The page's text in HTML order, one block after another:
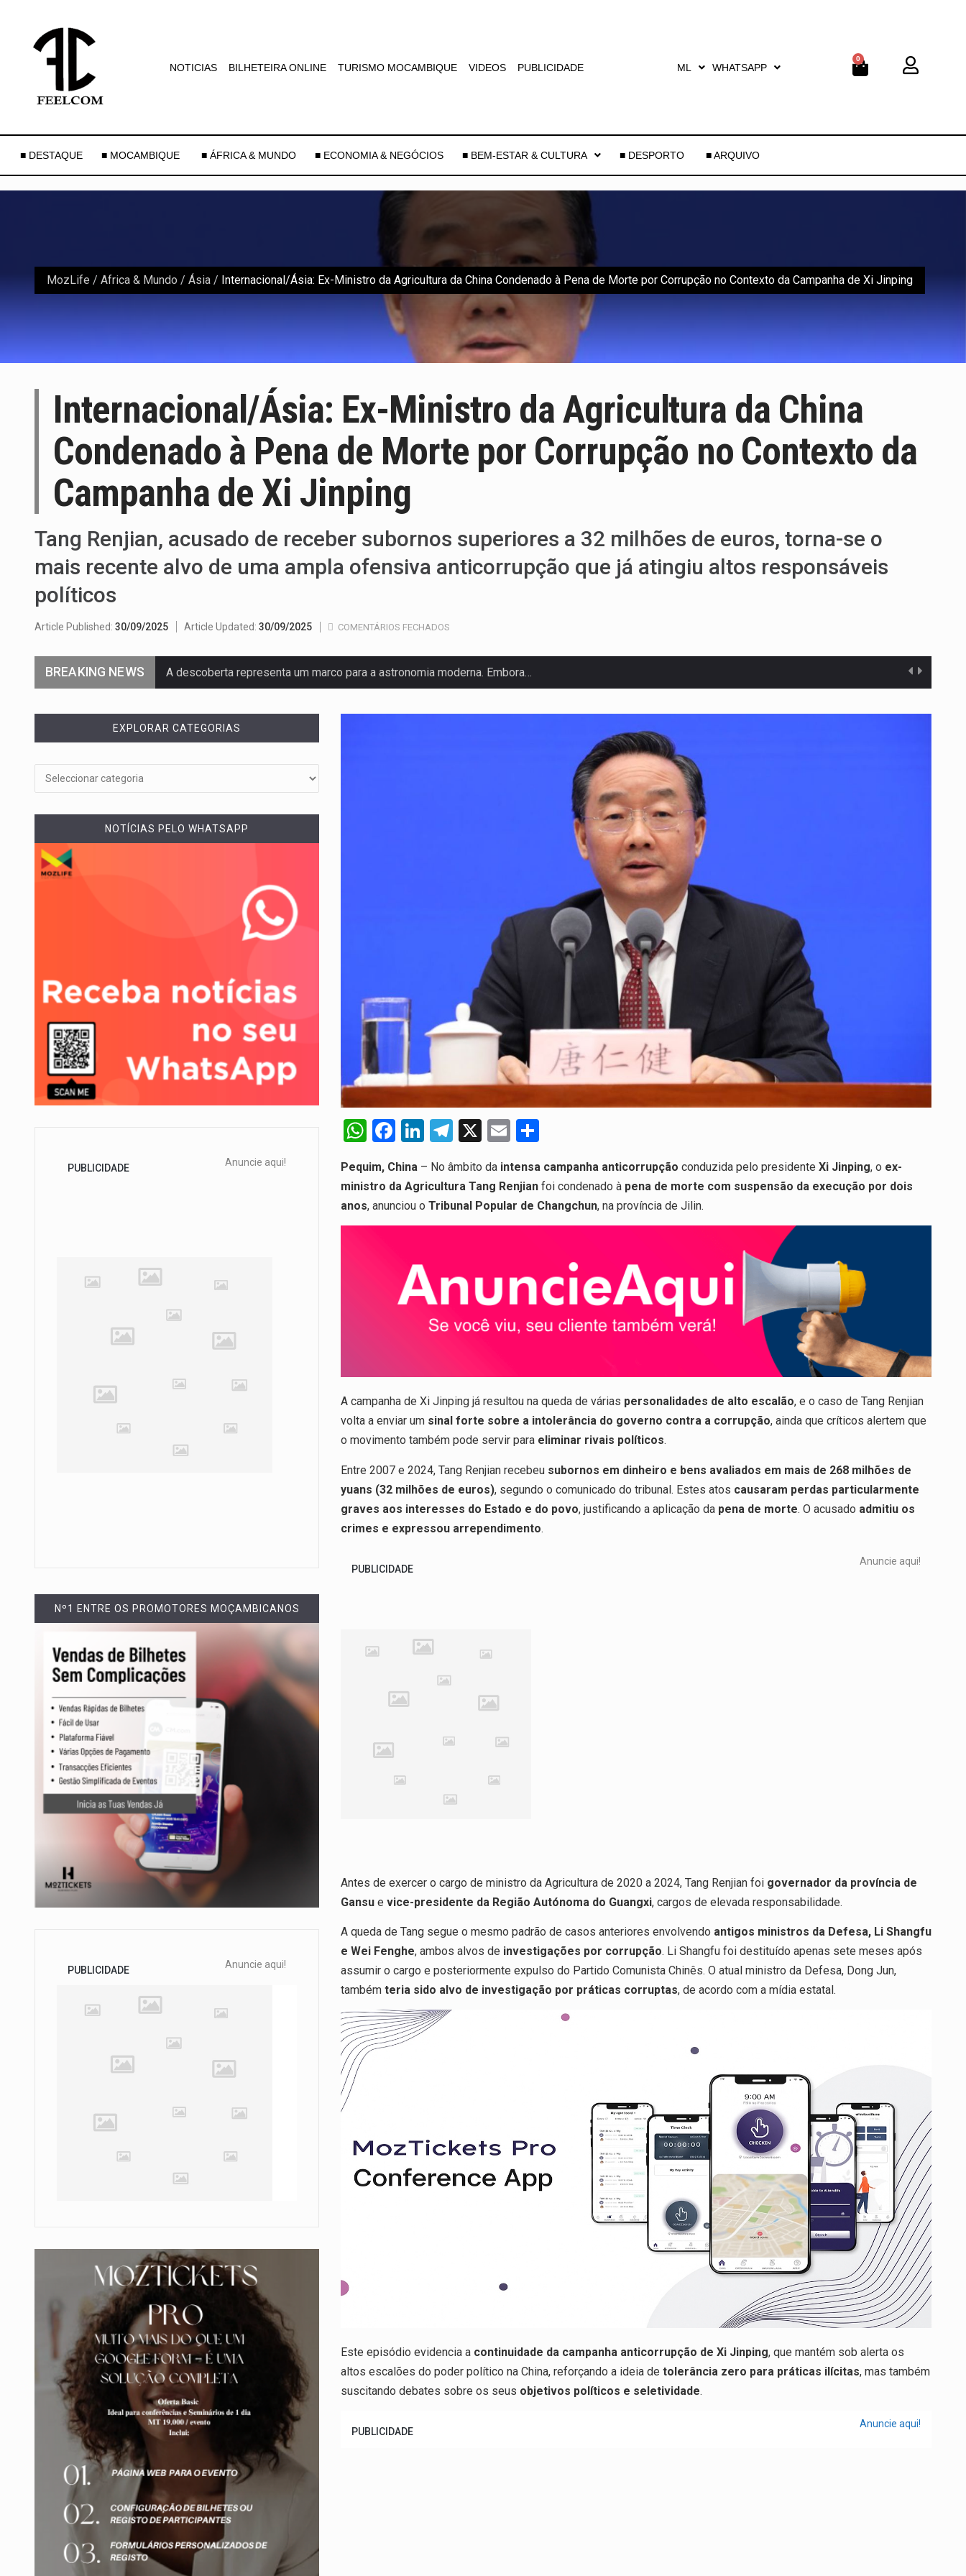
NOTICIAS BILHETEIRA ONLINE TURISMO MOCAMBIQUE VIDEOS PUBLICIDADE ML WHATSAPP
0
■ DESTAQUE ■ MOCAMBIQUE ■ ÁFRICA & MUNDO ■ ECONOMIA & NEGÓCIOS ■ BEM-ESTAR & CULTURA ■ DESPORTO ■ ARQUIVO
MozLife / Africa & Mundo / Ásia / Internacional/Ásia: Ex-Ministro da Agricultura da China Condenado à Pena de Morte por Corrupção no Contexto da Campanha de Xi Jinping
Internacional/Ásia: Ex-Ministro da Agricultura da China
Condenado à Pena de Morte por Corrupção no Contexto da
Campanha de Xi Jinping
Tang Renjian, acusado de receber subornos superiores a 32 milhões de euros, torna-se o
mais recente alvo de uma ampla ofensiva anticorrupção que já atingiu altos responsáveis
políticos
Article Published: 30/09/2025 Article Updated: 30/09/2025 COMENTÁRIOS FECHADOS
BREAKING NEWS A descoberta representa um marco para a astronomia moderna. Embora…
A nova legislação estabelece um prazo de 180 dias para…
O Departamento de Estado norte-americano confirmou que cidadãos dos Estados…
W
at
s
A
F
ce
b
o
Li
ke
dI
n
T
e
gr
a
X
E
ail ar
e
Pequim, China – No âmbito da intensa campanha anticorrupção conduzida pelo presidente Xi Jinping, o ex-
ministro da Agricultura Tang Renjian foi condenado à pena de morte com suspensão da execução por dois
anos, anunciou o Tribunal Popular de Changchun, na província de Jilin.
A campanha de Xi Jinping já resultou na queda de várias personalidades de alto escalão, e o caso de Tang Renjian
volta a enviar um sinal forte sobre a intolerância do governo contra a corrupção, ainda que críticos alertem que
o movimento também pode servir para eliminar rivais políticos.
Entre 2007 e 2024, Tang Renjian recebeu subornos em dinheiro e bens avaliados em mais de 268 milhões de
yuans (32 milhões de euros), segundo o comunicado do tribunal. Estes atos causaram perdas particularmente
graves aos interesses do Estado e do povo, justificando a aplicação da pena de morte. O acusado admitiu os
crimes e expressou arrependimento.
PUBLICIDADE
Anuncie aqui!
Antes de exercer o cargo de ministro da Agricultura de 2020 a 2024, Tang Renjian foi governador da província de
Gansu e vice-presidente da Região Autónoma do Guangxi, cargos de elevada responsabilidade.
A queda de Tang segue o mesmo padrão de casos anteriores envolvendo antigos ministros da Defesa, Li Shangfu
e Wei Fenghe, ambos alvos de investigações por corrupção. Li Shangfu foi destituído apenas sete meses após
assumir o cargo e posteriormente expulso do Partido Comunista Chinês. O atual ministro da Defesa, Dong Jun,
também teria sido alvo de investigação por práticas corruptas, de acordo com a mídia estatal.
Este episódio evidencia a continuidade da campanha anticorrupção de Xi Jinping, que mantém sob alerta os
altos escalões do poder político na China, reforçando a ideia de tolerância zero para práticas ilícitas, mas também
suscitando debates sobre os seus objetivos políticos e seletividade.
PUBLICIDADE
Anuncie aqui!
EXPLORAR CATEGORIAS
NOTÍCIAS PELO WHATSAPP
PUBLICIDADE Anuncie aqui!
Nº1 ENTRE OS PROMOTORES MOÇAMBICANOS
PUBLICIDADE Anuncie aqui!